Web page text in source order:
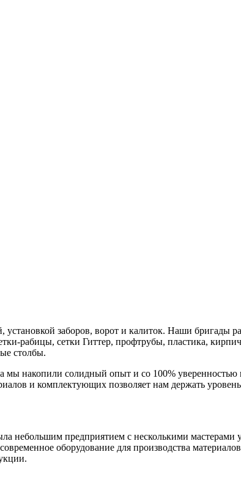
установкой заборов, ворот и калиток. Наши
рабицы, сетки Гиттер, профтрубы, пластика,
столбы.
мы накопили солидный опыт и со 100%
и комплектующих позволяет нам держать
небольшим предприятием с несколькими
оборудование для производства